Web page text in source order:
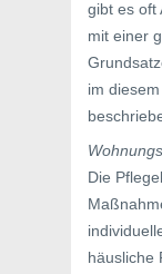
gibt es oft
mit einer
im
Die
häusliche